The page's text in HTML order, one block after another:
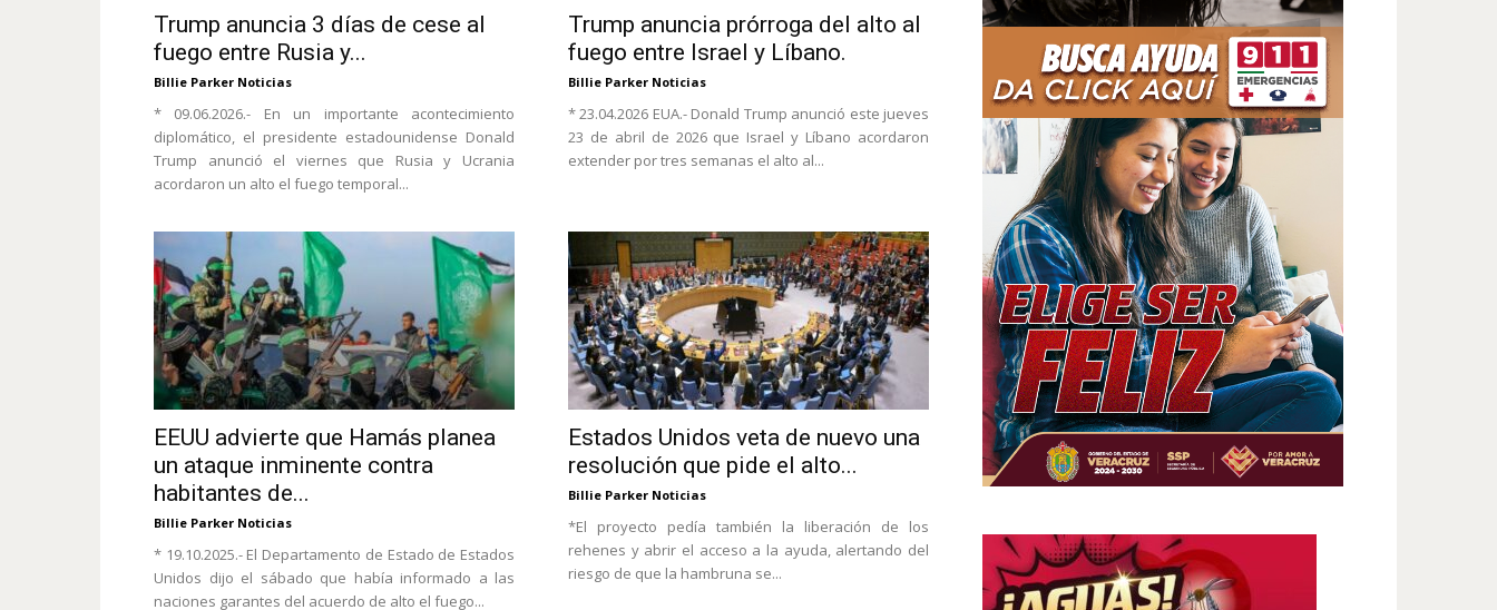
Trump anuncia 3 días de cese al
fuego entre Rusia y...
Billie Parker Noticias
* 09.06.2026.- En un importante acontecimiento
diplomático, el presidente estadounidense Donald
Trump anunció el viernes que Rusia y Ucrania
acordaron un alto el fuego temporal...
Trump anuncia prórroga del alto al
fuego entre Israel y Líbano.
Billie Parker Noticias
* 23.04.2026 EUA.- Donald Trump anunció este jueves
23 de abril de 2026 que Israel y Líbano acordaron
extender por tres semanas el alto al...
EEUU advierte que Hamás planea
un ataque inminente contra
habitantes de...
Billie Parker Noticias
* 19.10.2025.- El Departamento de Estado de Estados
Unidos dijo el sábado que había informado a las
naciones garantes del acuerdo de alto el fuego...
Estados Unidos veta de nuevo una
resolución que pide el alto...
Billie Parker Noticias
*El proyecto pedía también la liberación de los
rehenes y abrir el acceso a la ayuda, alertando del
riesgo de que la hambruna se...